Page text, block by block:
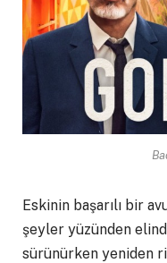
Eskinin başarılı bir
şeyler yüzünden
sürünürken yeniden